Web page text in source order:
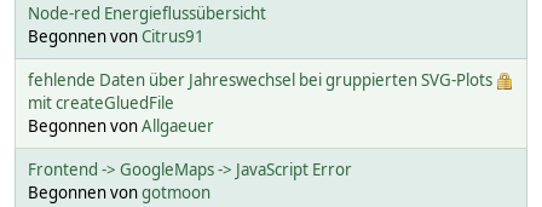
Node-red Energieflussübersicht
Begonnen vonCitrus91
fehlende Daten über Jahreswechsel bei gruppierten SVG-Plots
mit createGluedFile
Begonnen vonAllgaeuer
Frontend -> GoogleMaps -> JavaScript Error
Begonnen vongotmoon